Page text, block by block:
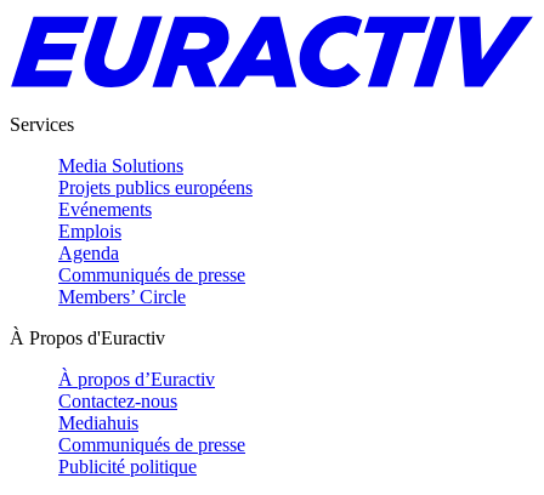
Services
Media Solutions
Projets publics européens
Evénements
Emplois
Agenda
Communiqués de presse
Members’ Circle
À Propos d'Euractiv
À propos d’Euractiv
Contactez-nous
Mediahuis
Communiqués de presse
Publicité politique